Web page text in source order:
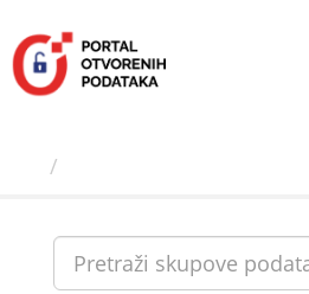
sadržaj